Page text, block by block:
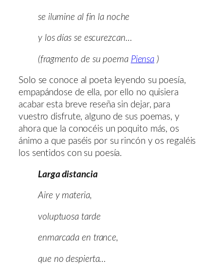
se ilumine al fin la noche
y los días se escurezcan…
(fragmento de su poema Piensa )
Solo se conoce al poeta leyendo su poesía,
empapándose de ella, por ello no quisiera
acabar esta breve reseña sin dejar, para
vuestro disfrute, alguno de sus poemas, y
ahora que la conocéis un poquito más, os
ánimo a que paséis por su rincón y os regaléis
los sentidos con su poesía.
Larga distancia
Aire y materia,
voluptuosa tarde
enmarcada en trance,
que no despierta…